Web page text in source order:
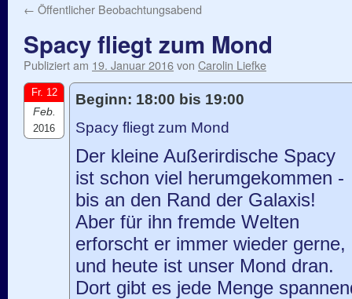
← Öffentlicher Beobachtungsabend
Spacy fliegt zum Mond
Publiziert am 19. Januar 2016von Carolin Liefke
Fr. 12
Feb.
2016
Beginn: 18:00 bis 19:00
Spacy fliegt zum Mond
Der kleine Außerirdische Spacy
ist schon viel herumgekommen -
bis an den Rand der Galaxis!
Aber für ihn fremde Welten
erforscht er immer wieder gerne,
und heute ist unser Mond dran.
Dort gibt es jede Menge